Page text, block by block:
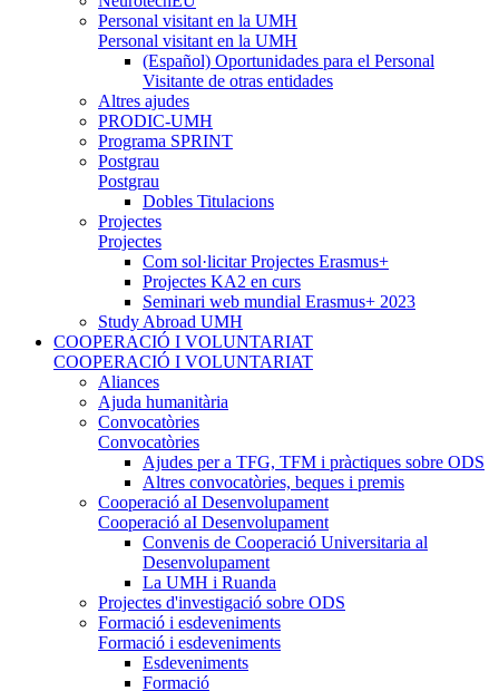
Personal visitant en la UMH
Personal visitant en la UMH
(Español) Oportunidades para el Personal
Visitante de otras entidades
Altres ajudes
PRODIC-UMH
Programa SPRINT
Postgrau
Postgrau
Dobles Titulacions
Projectes
Projectes
Com sol·licitar Projectes Erasmus+
Projectes KA2 en curs
Seminari web mundial Erasmus+ 2023
Study Abroad UMH
COOPERACIÓ I VOLUNTARIAT
COOPERACIÓ I VOLUNTARIAT
Aliances
Ajuda humanitària
Convocatòries
Convocatòries
Ajudes per a TFG, TFM i pràctiques sobre ODS
Altres convocatòries, beques i premis
Cooperació aI Desenvolupament
Cooperació aI Desenvolupament
Convenis de Cooperació Universitaria al
Desenvolupament
La UMH i Ruanda
Projectes d'investigació sobre ODS
Formació i esdeveniments
Formació i esdeveniments
Esdeveniments
Formació